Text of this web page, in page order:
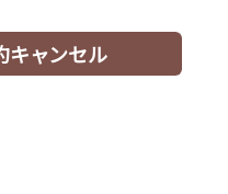
キャンセル